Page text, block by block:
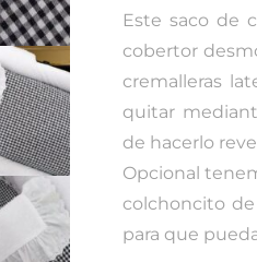
Este saco de
cobertor
cremalleras
quitar
de hacerlo
Opcional
colchoncito
para que